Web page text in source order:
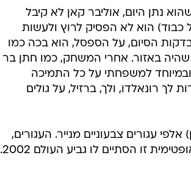
דוגמנית השבוע
נתן היום, אוליבר קאן לא קיבל
כבוד) הוא לא הפסיק לרוץ ולעשות
הסיום, על הספסל, הוא בכה כמו
שהיה באזור. אחרי המשחק, כמו חתן בר
למשפחתי על כל התמיכה
לך רונאלדו, ולך, ברזיל, על גולים
עגורים צבעוניים מנייר. העגורים,
זו הסתיים לו גביע העולם 2002.